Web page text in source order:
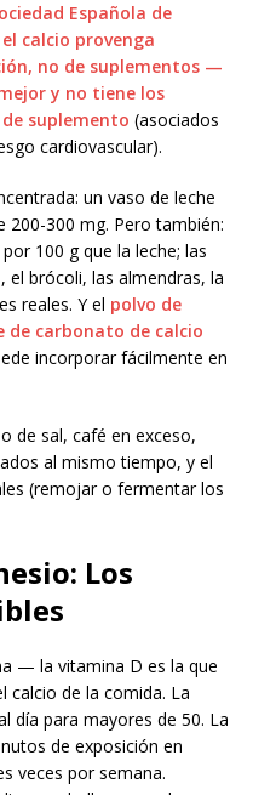
Española de
calcio provenga
no de suplementos —
y no tiene los
suplemento (asociados
cardiovascular).
un vaso de leche
200-300 mg. Pero también:
100 g que la leche; las
el brócoli, las almendras, la
reales. Y el polvo de
de carbonato de calcio
incorporar fácilmente en
de sal, café en exceso,
al mismo tiempo, y el
(remojar o fermentar los
Los
— la vitamina D es la que
calcio de la comida. La
día para mayores de 50. La
de exposición en
veces por semana.